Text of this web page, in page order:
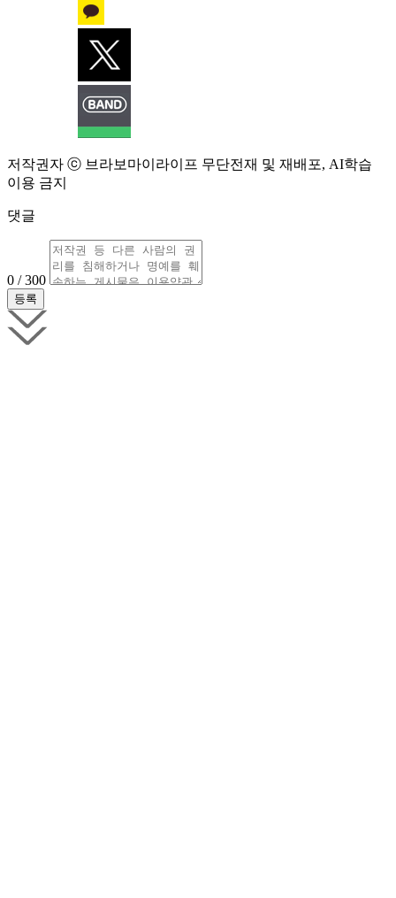
저작권자 ⓒ 브라보마이라이프 무단전재 및 재배포, AI학습
이용 금지
댓글
0 / 300